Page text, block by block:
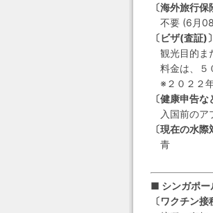
〔海外旅行保
不要 (6月
〔ビザ(査証)〕
観光目的ま
料金は、５
※２０２２
〔健康申告
入国前のア
〔現在の水
青
■ シンガポー
〔ワクチン接